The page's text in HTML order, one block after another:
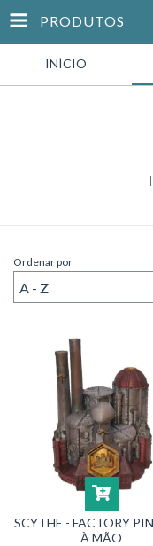
PRODUTOS
INÍCIO
Ordenar por
SCYTHE - FACTORY
À MÃO